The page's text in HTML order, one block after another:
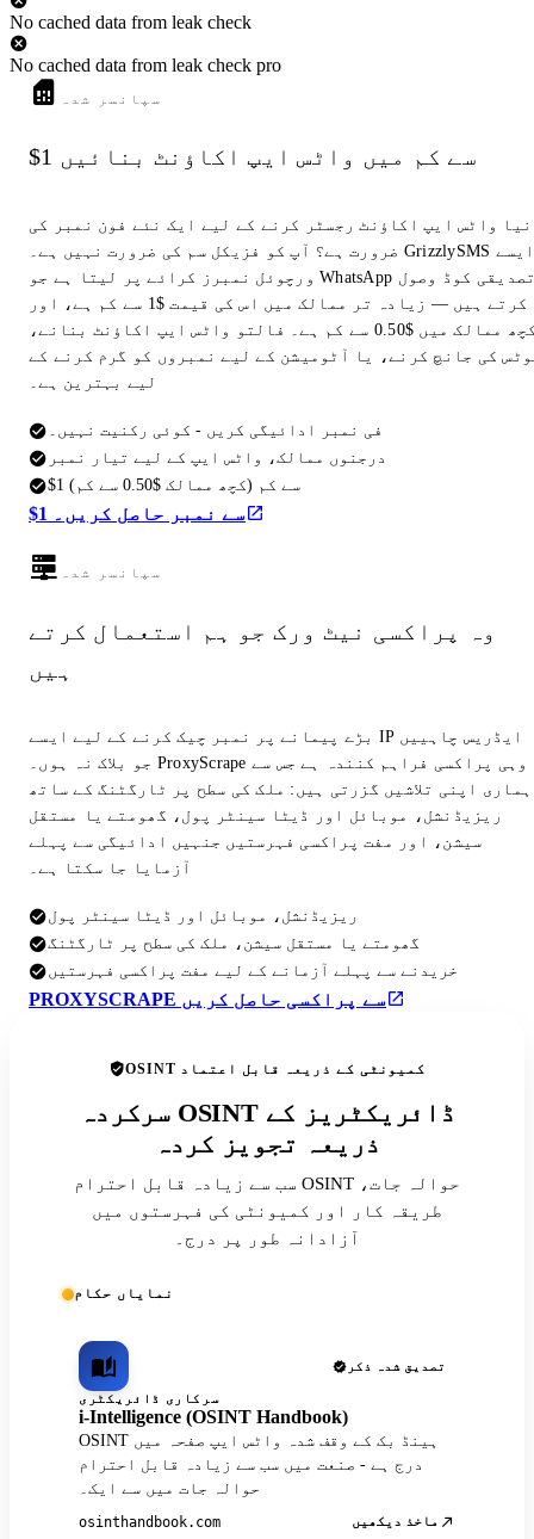
No cached data from leak check
No cached data from leak check pro
سپانسر شدہ
$1 سے کم میں واٹس ایپ اکاؤنٹ بنائیں
نیا واٹس ایپ اکاؤنٹ رجسٹر کرنے کے لیے ایک نئے فون نمبر کی
ضرورت ہے؟ آپ کو فزیکل سم کی ضرورت نہیں ہے۔ GrizzlySMS ایسے
ورچوئل نمبرز کرائے پر لیتا ہے جو WhatsApp تصدیقی کوڈ وصول
کرتے ہیں — زیادہ تر ممالک میں اس کی قیمت $1 سے کم ہے، اور
کچھ ممالک میں $0.50 سے کم ہے۔ فالتو واٹس ایپ اکاؤنٹ بنانے،
کی جانچ کرنے، یا آٹومیشن کے لیے نمبروں کو گرم کرنے کے
لیے بہترین ہے۔
فی نمبر ادائیگی کریں - کوئی رکنیت نہیں۔
درجنوں ممالک، واٹس ایپ کے لیے تیار نمبر
$1 سے کم (کچھ ممالک $0.50 سے کم)
$1 سے نمبر حاصل کریں۔
سپانسر شدہ
وہ پراکسی نیٹ ورک جو ہم استعمال کرتے
ہیں
بڑے پیمانے پر نمبر چیک کرنے کے لیے ایسے IP ایڈریس چاہییں
جو بلاک نہ ہوں۔ ProxyScrape وہی پراکسی فراہم کنندہ ہے جس سے
ہماری اپنی تلاشیں گزرتی ہیں: ملک کی سطح پر ٹارگٹنگ کے ساتھ
ریزیڈنشل، موبائل اور ڈیٹا سینٹر پول، گھومتے یا مستقل
سیشن، اور مفت پراکسی فہرستیں جنہیں ادائیگی سے پہلے
آزمایا جا سکتا ہے۔
ریزیڈنشل، موبائل اور ڈیٹا سینٹر پول
گھومتے یا مستقل سیشن، ملک کی سطح پر ٹارگٹنگ
خریدنے سے پہلے آزمانے کے لیے مفت پراکسی فہرستیں
PROXYSCRAPE سے پراکسی حاصل کریں
OSINT کمیونٹی کے ذریعہ قابل اعتماد
سرکردہ OSINT ڈائریکٹریز کے
ذریعہ تجویز کردہ
سب سے زیادہ قابل احترام OSINT حوالہ جات،
طریقہ کار اور کمیونٹی کی فہرستوں میں
آزادانہ طور پر درج۔
نمایاں حکام
تصدیق شدہ ذکر
سرکاری ڈائریکٹری
i-Intelligence (OSINT Handbook)
OSINT ہینڈ بک کے وقف شدہ واٹس ایپ صفحہ میں
درج ہے - صنعت میں سب سے زیادہ قابل احترام
حوالہ جات میں سے ایک۔
osinthandbook.com ماخذ دیکھیں